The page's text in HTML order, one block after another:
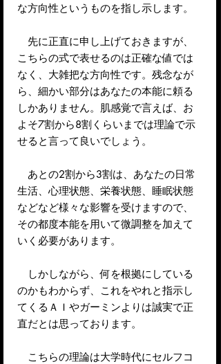
な方向性というものを指し示します。
先に正直に申し上げておきますが、
こちらの式で表せるのは正確な値では
なく、大雑把な方向性です。残念なが
ら、細かい部分はあなたの本能に頼る
しかありません。肌感覚で言えば、お
よそ7割から8割くらいまでは理論で示
せると言って良いでしょう。
あとの2割から3割は、あなたの日常
生活、心理状態、栄養状態、睡眠状態
などなど様々な影響を受けますので、
その都度本能を用いて微調整を加えて
いく必要があります。
しかしながら、何を根拠にしている
のかもわからず、これをやれと指示し
てくるＡＩやガーミンよりは誠実で正
直だとは思っております。
こちらの理論は大学時代にセルフコ